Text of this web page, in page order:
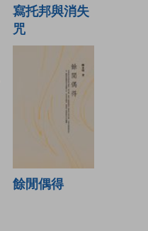
寫托邦與消失
咒
餘閒偶得